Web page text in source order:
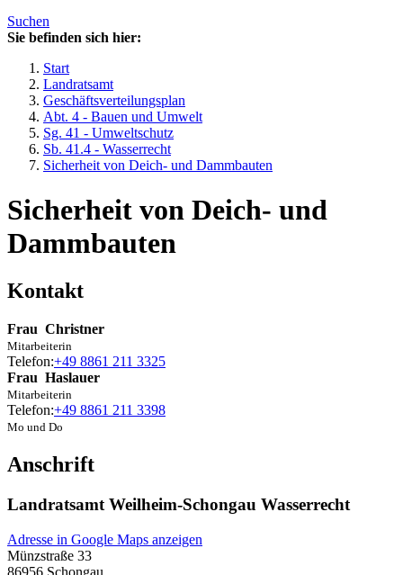
Suchen
Sie befinden sich hier:
Start
Landratsamt
Geschäftsverteilungsplan
Abt. 4 - Bauen und Umwelt
Sg. 41 - Umweltschutz
Sb. 41.4 - Wasserrecht
Sicherheit von Deich- und Dammbauten
Sicherheit von Deich- und
Dammbauten
Kontakt
Frau Christner
Mitarbeiterin
Telefon:+49 8861 211 3325
Frau Haslauer
Mitarbeiterin
Telefon:+49 8861 211 3398
Mo und Do
Anschrift
Landratsamt Weilheim-Schongau Wasserrecht
Adresse in Google Maps anzeigen
Münzstraße 33
86956 Schongau